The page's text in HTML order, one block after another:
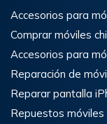
Accesorios para
Comprar móviles
Accesorios para
Reparación de
Reparar pantalla
Repuestos móviles